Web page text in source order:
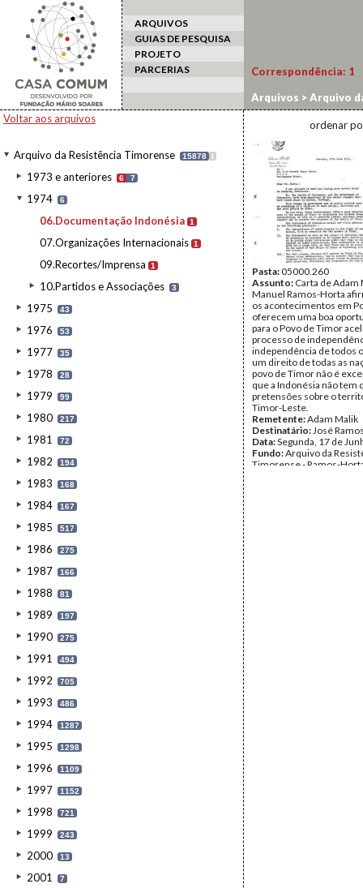
ARQUIVOS
GUIAS DE PESQUISA
PROJETO
PARCERIAS
Voltar aos arquivos
Arquivo da Resistência Timorense 15878 I
1973 e anteriores 6 7
1974 6
06.Documentação Indonésia 1
07.Organizações Internacionais 1
09.Recortes/Imprensa 1
10.Partidos e Associações 3
1975 43
1976 53
1977 35
1978 28
1979 99
1980 217
1981 72
1982 194
1983 168
1984 167
1985 517
1986 275
1987 166
1988 81
1989 197
1990 275
1991 494
1992 705
1993 486
1994 1287
1995 1298
1996 1109
1997 1152
1998 721
1999 243
2000 13
2001 7
Correspondência: 1
Arquivos >Arquivo
ordenar
Pasta:05000.260
Assunto: Carta de Adam
Manuel Ramos-Horta
os acontecimentos em
oferecem uma boa
para o Povo de Timor
processo de
independência de todos
um direito de todas as
povo de Timor não é
que a Indonésia não tem
pretensões sobre o
Timor-Leste.
Remetente:Adam Malik
Destinatário:José
Data:Segunda, 17 de
Fundo:Arquivo da
Timorense - Ramos-